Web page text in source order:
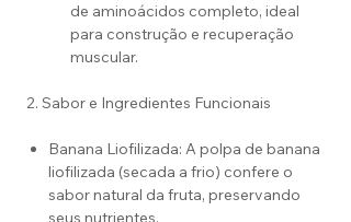
de aminoácidos completo, ideal
para construção e recuperação
muscular.
2. Sabor e Ingredientes Funcionais
Banana Liofilizada: A polpa de banana
liofilizada (secada a frio) confere o
sabor natural da fruta, preservando
seus nutrientes.